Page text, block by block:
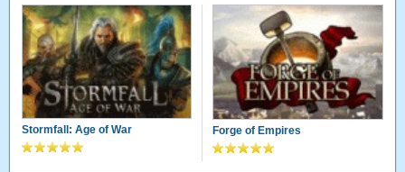
Stormfall: Age of War Forge of Empires